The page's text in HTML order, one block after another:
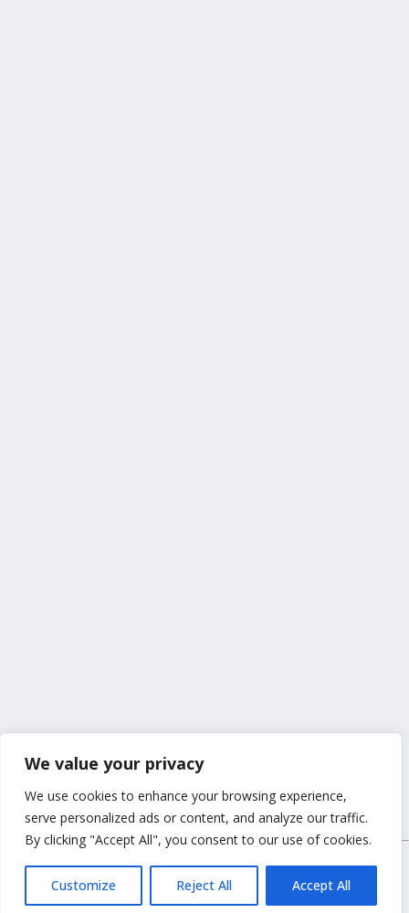
We value your privacy
We use cookies to enhance your browsing experience,
serve personalized ads or content, and analyze our traffic.
By clicking "Accept All", you consent to our use of cookies.
Customize Reject All Accept All
112 Sneek wordt met trots aangedreven door
WordPress